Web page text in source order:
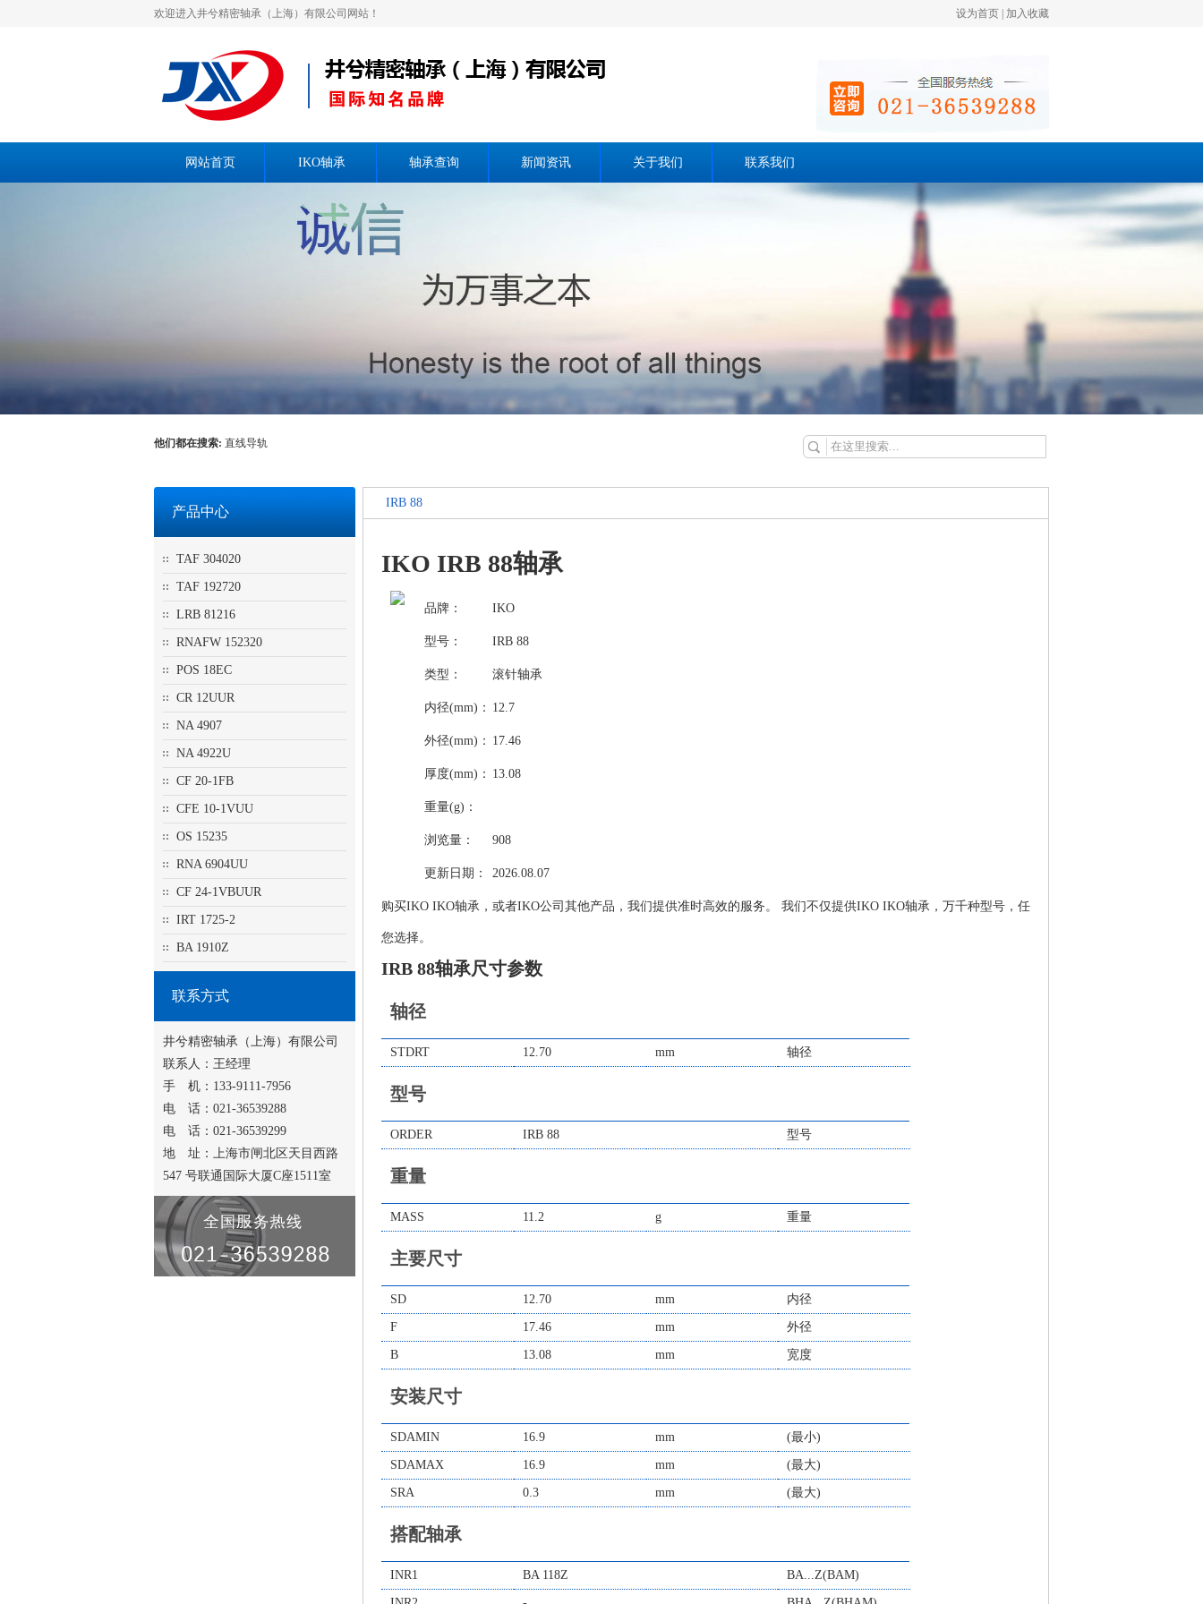
欢迎进入井兮精密轴承（上海）有限公司网站！ 设为首页 加入收藏
网站首页 IKO轴承 轴承查询 新闻资讯 关于我们 联系我们
他们都在搜索: 直线导轨
产品中心
TAF 304020
TAF 192720
LRB 81216
RNAFW 152320
POS 18EC
CR 12UUR
NA 4907
NA 4922U
CF 20-1FB
CFE 10-1VUU
OS 15235
RNA 6904UU
CF 24-1VBUUR
IRT 1725-2
BA 1910Z
联系方式
井兮精密轴承（上海）有限公司
联系人：王经理
手 机：133-9111-7956
电 话：021-36539288
电 话：021-36539299
地 址：上海市闸北区天目西路
547 号联通国际大厦C座1511室
IRB 88
IKO IRB 88轴承
品牌： IKO
型号： IRB 88
类型： 滚针轴承
内径(mm)： 12.7
外径(mm)： 17.46
厚度(mm)： 13.08
重量(g)：
浏览量： 908
更新日期： 2026.08.07
购买IKO IKO轴承，或者IKO公司其他产品，我们提供准时高效的服务。 我们不仅提供IKO IKO轴承，万千种型号，任
您选择。
IRB 88轴承尺寸参数
轴径
STDRT 12.70 mm 轴径
型号
ORDER IRB 88 型号
重量
MASS 11.2 g 重量
主要尺寸
SD 12.70 mm 内径
F 17.46 mm 外径
B 13.08 mm 宽度
安装尺寸
SDAMIN 16.9 mm (最小)
SDAMAX 16.9 mm (最大)
SRA 0.3 mm (最大)
搭配轴承
INR1 BA 118Z BA...Z(BAM)